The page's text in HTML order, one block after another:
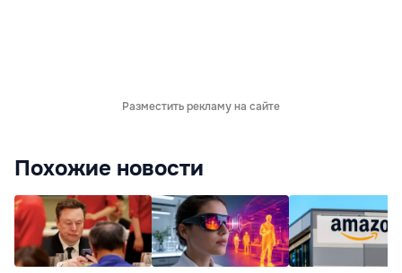
Разместить рекламу на сайте
Похожие новости